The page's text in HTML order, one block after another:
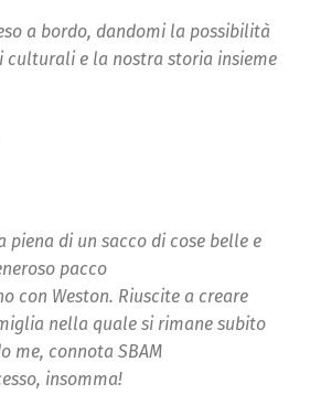
a bordo, dandomi la possibilità
culturali e la nostra storia insieme
piena di un sacco di cose belle e
pacco
con Weston. Riuscite a creare
nella quale si rimane subito
me, connota SBAM
insomma!